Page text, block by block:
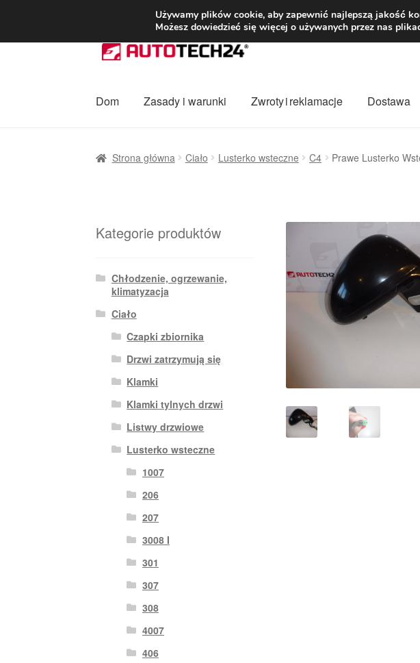
DOSTAWA od 31 zł
Przejdź
do
Przejdź
do
Dom Zasady i warunki Zwroty i reklamacje Dostawa
Strona główna Ciało Lusterko wsteczne C4 Prawe Lusterko
Kategorie produktów
Chłodzenie, ogrzewanie,
klimatyzacja
Ciało
Czapki zbiornika
Drzwi zatrzymują się
Klamki
Klamki tylnych drzwi
Listwy drzwiowe
Lusterko wsteczne
1007
206
207
3008 I
301
307
308
4007
406
Używamy plików cookie, aby zapewnić najlepszą jakość
Możesz dowiedzieć się więcej o używanych przez nas